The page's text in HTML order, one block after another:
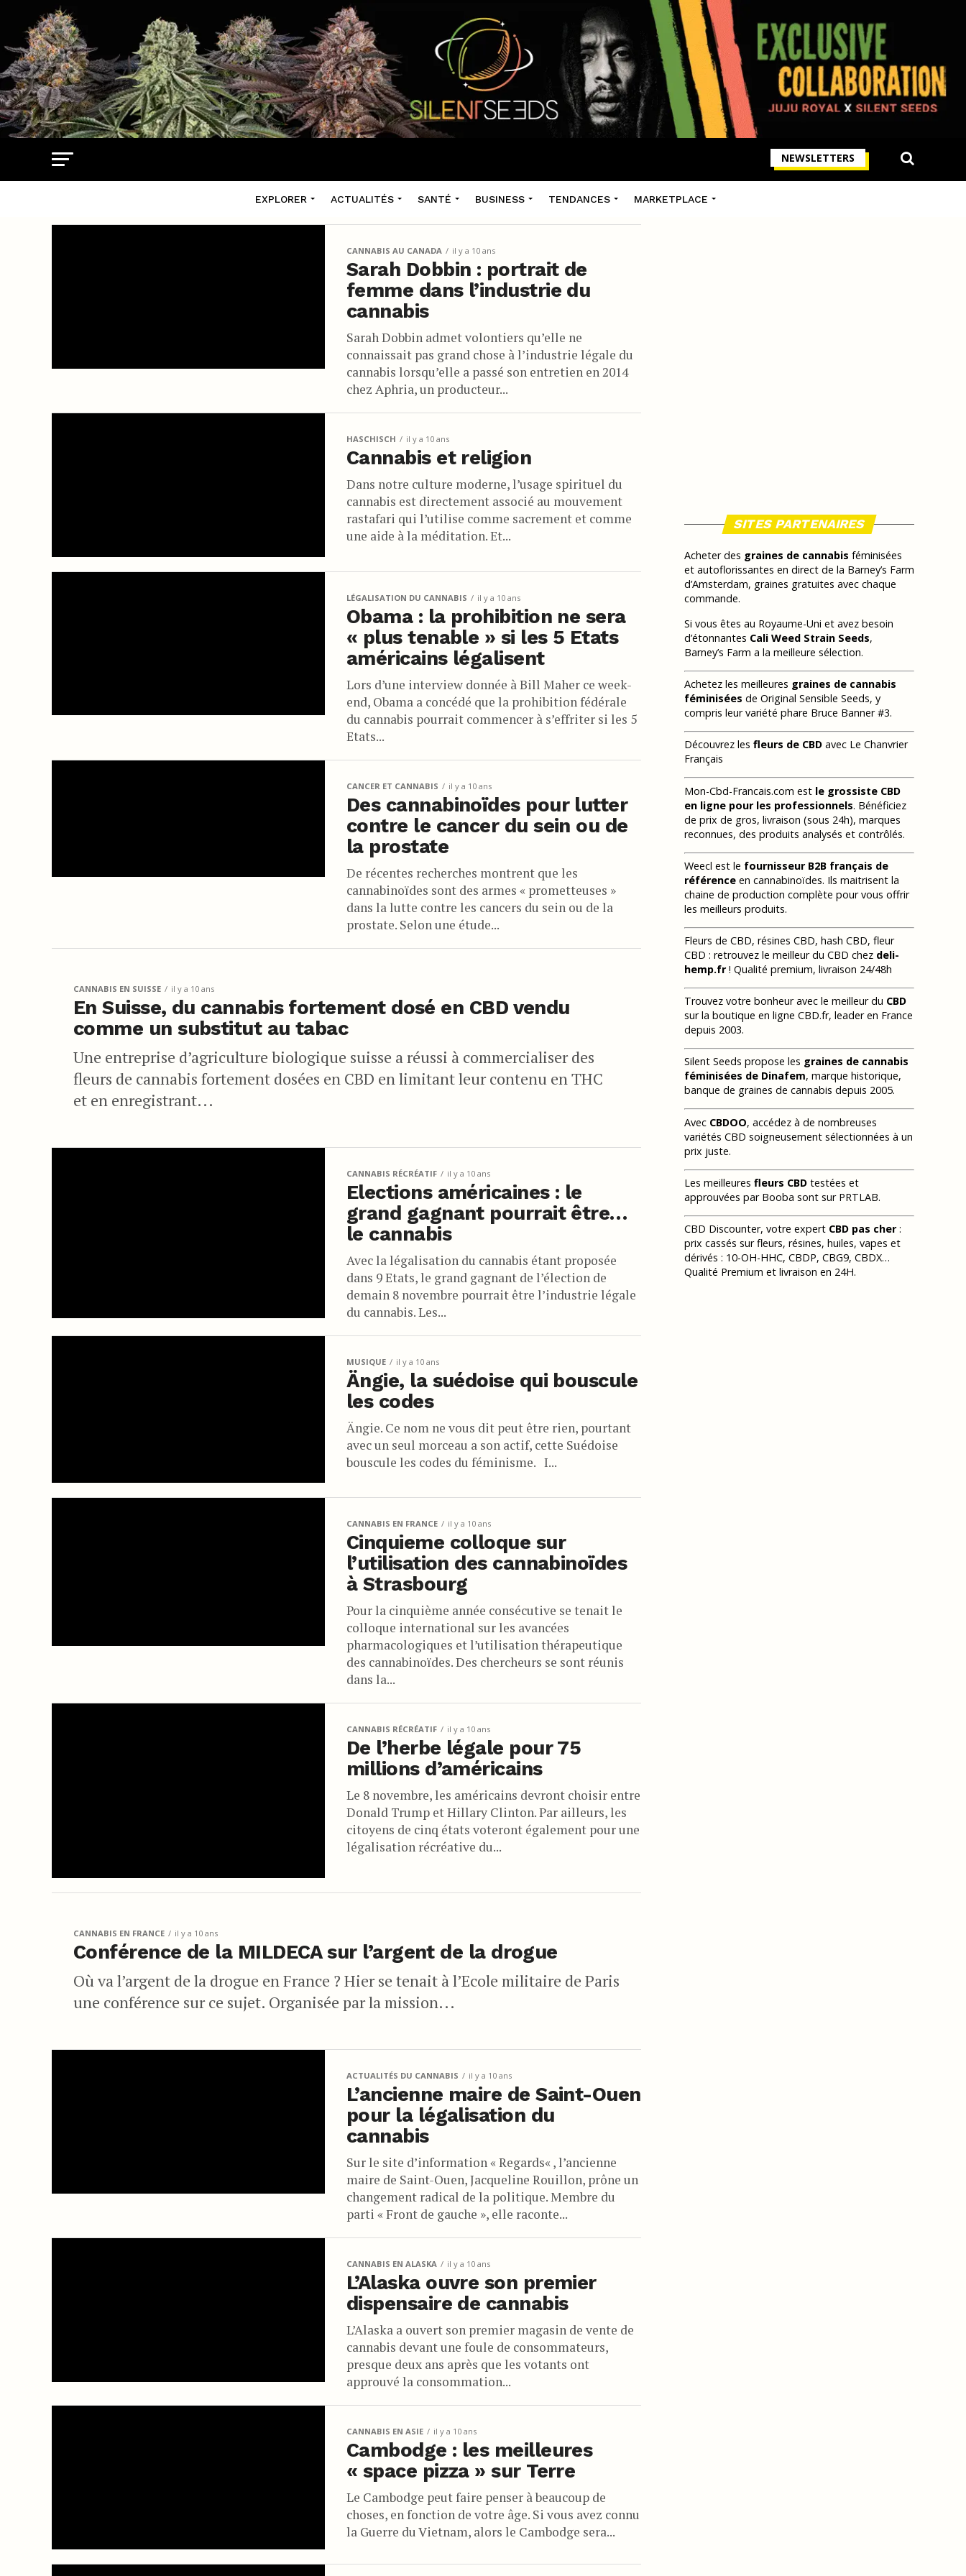
NEWSLETTERS
EXPLORER ACTUALITÉS SANTÉ BUSINESS TENDANCES MARKETPLACE
CANNABIS AU CANADA il y a 10 ans
Sarah Dobbin : portrait de
femme dans l’industrie du
cannabis
Sarah Dobbin admet volontiers qu’elle ne
connaissait pas grand chose à l’industrie légale du
cannabis lorsqu’elle a passé son entretien en 2014
chez Aphria, un producteur...
HASCHISCH il y a 10 ans
Cannabis et religion
Dans notre culture moderne, l’usage spirituel du
cannabis est directement associé au mouvement
rastafari qui l’utilise comme sacrement et comme
une aide à la méditation. Et...
LÉGALISATION DU CANNABIS il y a 10 ans
Obama : la prohibition ne sera
« plus tenable » si les 5 Etats
américains légalisent
Lors d’une interview donnée à Bill Maher ce week-
end, Obama a concédé que la prohibition fédérale
du cannabis pourrait commencer à s’effriter si les 5
Etats...
CANCER ET CANNABIS il y a 10 ans
Des cannabinoïdes pour lutter
contre le cancer du sein ou de
la prostate
De récentes recherches montrent que les
cannabinoïdes sont des armes « prometteuses »
dans la lutte contre les cancers du sein ou de la
prostate. Selon une étude...
CANNABIS EN SUISSE il y a 10 ans
En Suisse, du cannabis fortement dosé en CBD vendu
comme un substitut au tabac
Une entreprise d’agriculture biologique suisse a réussi à commercialiser des
fleurs de cannabis fortement dosées en CBD en limitant leur contenu en THC
et en enregistrant...
CANNABIS RÉCRÉATIF il y a 10 ans
Elections américaines : le
grand gagnant pourrait être…
le cannabis
Avec la légalisation du cannabis étant proposée
dans 9 Etats, le grand gagnant de l’élection de
demain 8 novembre pourrait être l’industrie légale
du cannabis. Les...
MUSIQUE il y a 10 ans
Ängie, la suédoise qui bouscule
les codes
Ängie. Ce nom ne vous dit peut être rien, pourtant
avec un seul morceau a son actif, cette Suédoise
bouscule les codes du féminisme. I...
CANNABIS EN FRANCE il y a 10 ans
Cinquieme colloque sur
l’utilisation des cannabinoïdes
à Strasbourg
Pour la cinquième année consécutive se tenait le
colloque international sur les avancées
pharmacologiques et l’utilisation thérapeutique
des cannabinoïdes. Des chercheurs se sont réunis
dans la...
CANNABIS RÉCRÉATIF il y a 10 ans
De l’herbe légale pour 75
millions d’américains
Le 8 novembre, les américains devront choisir entre
Donald Trump et Hillary Clinton. Par ailleurs, les
citoyens de cinq états voteront également pour une
légalisation récréative du...
CANNABIS EN FRANCE il y a 10 ans
Conférence de la MILDECA sur l’argent de la drogue
Où va l’argent de la drogue en France ? Hier se tenait à l’Ecole militaire de Paris
une conférence sur ce sujet. Organisée par la mission...
ACTUALITÉS DU CANNABIS il y a 10 ans
L’ancienne maire de Saint-Ouen
pour la légalisation du
cannabis
Sur le site d’information « Regards« , l’ancienne
maire de Saint-Ouen, Jacqueline Rouillon, prône un
changement radical de la politique. Membre du
parti « Front de gauche », elle raconte...
CANNABIS EN ALASKA il y a 10 ans
L’Alaska ouvre son premier
dispensaire de cannabis
L’Alaska a ouvert son premier magasin de vente de
cannabis devant une foule de consommateurs,
presque deux ans après que les votants ont
approuvé la consommation...
CANNABIS EN ASIE il y a 10 ans
Cambodge : les meilleures
« space pizza » sur Terre
Le Cambodge peut faire penser à beaucoup de
choses, en fonction de votre âge. Si vous avez connu
la Guerre du Vietnam, alors le Cambodge sera...
SITES PARTENAIRES
Acheter des graines de cannabis féminisées
et autoflorissantes en direct de la Barney’s Farm
d’Amsterdam, graines gratuites avec chaque
commande.
Si vous êtes au Royaume-Uni et avez besoin
d’étonnantes Cali Weed Strain Seeds,
Barney’s Farm a la meilleure sélection.
Achetez les meilleures graines de cannabis
féminisées de Original Sensible Seeds, y
compris leur variété phare Bruce Banner #3.
Découvrez les fleurs de CBD avec Le Chanvrier
Français
Mon-Cbd-Francais.com est le grossiste CBD
en ligne pour les professionnels. Bénéficiez
de prix de gros, livraison (sous 24h), marques
reconnues, des produits analysés et contrôlés.
Weecl est le fournisseur B2B français de
référence en cannabinoïdes. Ils maitrisent la
chaine de production complète pour vous offrir
les meilleurs produits.
Fleurs de CBD, résines CBD, hash CBD, fleur
CBD : retrouvez le meilleur du CBD chez deli-
hemp.fr! Qualité premium, livraison 24/48h
Trouvez votre bonheur avec le meilleur du CBD
sur la boutique en ligne CBD.fr, leader en France
depuis 2003.
Silent Seeds propose les graines de cannabis
féminisées de Dinafem, marque historique,
banque de graines de cannabis depuis 2005.
Avec CBDOO, accédez à de nombreuses
variétés CBD soigneusement sélectionnées à un
prix juste.
Les meilleures fleurs CBD testées et
approuvées par Booba sont sur PRTLAB.
CBD Discounter, votre expert CBD pas cher:
prix cassés sur fleurs, résines, huiles, vapes et
dérivés : 10-OH-HHC, CBDP, CBG9, CBDX…
Qualité Premium et livraison en 24H.